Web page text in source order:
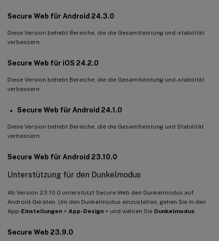
Secure Web für Android 24.3.0
Diese Version behebt Bereiche, die die Gesamtleistung und -stabilität
verbessern.
Secure Web für iOS 24.2.0
Diese Version behebt Bereiche, die die Gesamtleistung und -stabilität
verbessern.
Secure Web für Android 24.1.0
Diese Version behebt Bereiche, die die Gesamtleistung und Stabilität
verbessern.
Secure Web für Android 23.10.0
Unterstützung für den Dunkelmodus
Ab Version 23.10.0 unterstützt Secure Web den Dunkelmodus auf
Android-Geräten. Um den Dunkelmodus einzustellen, gehen Sie in den
App-Einstellungen > App-Design > und wählen Sie Dunkelmodus
Secure Web 23.9.0